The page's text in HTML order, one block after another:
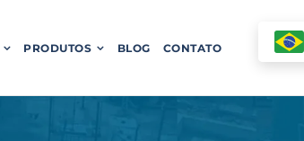
PRODUTOS BLOG CONTATO